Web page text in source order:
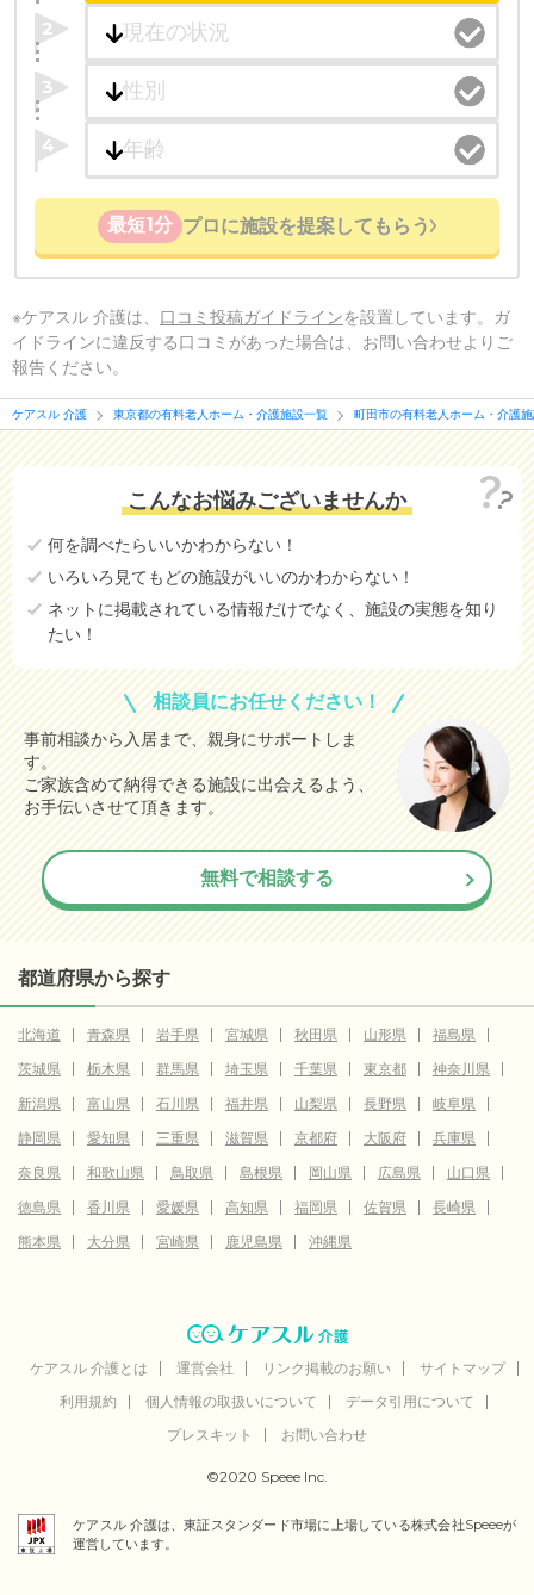
2
3
4
最短1分 プロに施設を提案してもらう
※ケアスル 介護は、 口コミ投稿ガイドラインを設置しています。ガ
イドラインに違反する口コミがあった場合は、お問い合わせよりご
報告ください。
ケアスル 介護 東京都の有料老人ホーム・介護施設一覧 町田市の有料老人ホーム・介護
こんなお悩みございませんか
何を調べたらいいかわからない！
いろいろ見てもどの施設がいいのかわからない！
ネットに掲載されている情報だけでなく、施設の実態を知り
たい！
相談員にお任せください！
事前相談から入居まで、親身にサポートしま
す。
ご家族含めて納得できる施設に出会えるよう、
お手伝いさせて頂きます。
無料で相談する
都道府県から探す
北海道 青森県 岩手県 宮城県 秋田県 山形県
福島県
茨城県
栃木県 群馬県 埼玉県 千葉県 東京都
神奈川県
新潟県
富山県 石川県 福井県 山梨県 長野県
岐阜県
静岡県
愛知県 三重県 滋賀県 京都府 大阪府
兵庫県
奈良県
和歌山県 鳥取県 島根県 岡山県 広島県
山口県
徳島県
香川県 愛媛県 高知県 福岡県 佐賀県
長崎県
熊本県
大分県 宮崎県 鹿児島県 沖縄県
ケアスル 介護とは 運営会社 リンク掲載のお願い
サイトマップ
利用規約
個人情報の取扱いについて
データ引用について
プレスキット
お問い合わせ
©2020 Speee Inc.
ケアスル 介護は、東証スタンダード市場に上場している株式会社Speeeが
運営しています。